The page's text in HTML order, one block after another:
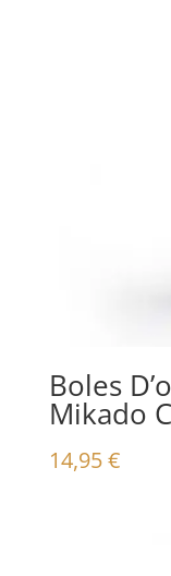
Boles
Mikado
14,95€